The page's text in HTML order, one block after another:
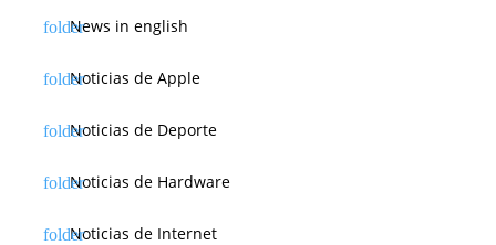
News in english
Noticias de Apple
Noticias de Deporte
Noticias de Hardware
Noticias de Internet